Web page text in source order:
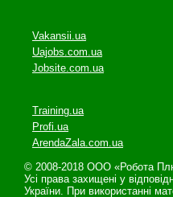
Vakansii.ua
Uajobs.com.ua
Jobsite.com.ua
Training.ua
Profi.ua
ArendaZala.com.ua
© 2008-2018 ООО «Робота
Усі права захищені у
України. При використанні